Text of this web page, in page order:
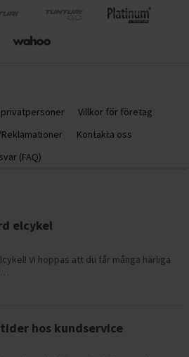
Villkor för företag
Kontakta oss
(FAQ)
elcykel
Vi hoppas att du får många härliga
hos kundservice